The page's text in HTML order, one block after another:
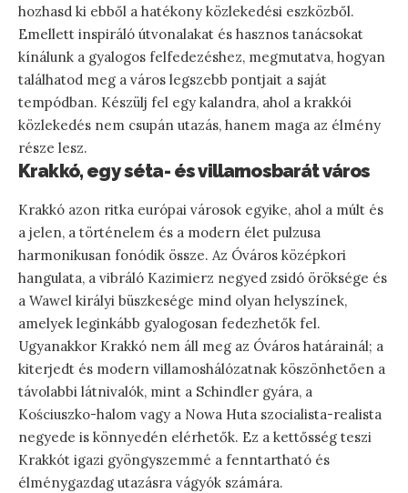
hozhasd ki ebből a hatékony közlekedési eszközből.
Emellett inspiráló útvonalakat és hasznos tanácsokat
kínálunk a gyalogos felfedezéshez, megmutatva, hogyan
találhatod meg a város legszebb pontjait a saját
tempódban. Készülj fel egy kalandra, ahol a krakkói
közlekedés nem csupán utazás, hanem maga az élmény
része lesz.
Krakkó, egy séta- és villamosbarát város
Krakkó azon ritka európai városok egyike, ahol a múlt és
a jelen, a történelem és a modern élet pulzusa
harmonikusan fonódik össze. Az Óváros középkori
hangulata, a vibráló Kazimierz negyed zsidó öröksége és
a Wawel királyi büszkesége mind olyan helyszínek,
amelyek leginkább gyalogosan fedezhetők fel.
Ugyanakkor Krakkó nem áll meg az Óváros határainál; a
kiterjedt és modern villamoshálózatnak köszönhetően a
távolabbi látnivalók, mint a Schindler gyára, a
Kościuszko-halom vagy a Nowa Huta szocialista-realista
negyede is könnyedén elérhetők. Ez a kettősség teszi
Krakkót igazi gyöngyszemmé a fenntartható és
élménygazdag utazásra vágyók számára.